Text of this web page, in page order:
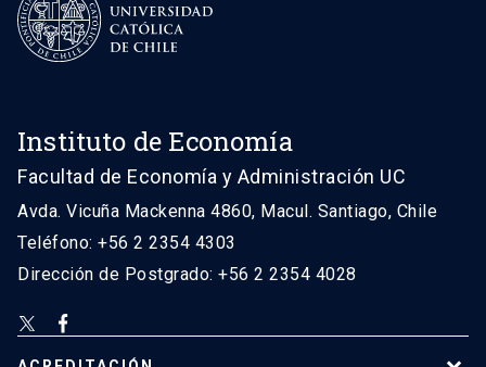
Instituto de Economía
Facultad de Economía y Administración UC
Avda. Vicuña Mackenna 4860, Macul. Santiago, Chile
Teléfono: +56 2 2354 4303
Dirección de Postgrado: +56 2 2354 4028